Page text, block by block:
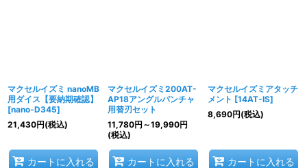
マクセルイズミ nanoMB
用ダイス【要納期確認】
[nano-D345]
21,430円(税込)
カートに入れる
マクセルイズミ200AT-
AP18アングルパンチャ
用替刃セット
11,780円 ～19,990円
(税込)
カートに入れる
マクセルイズミアタッチ
メント [14AT-IS]
8,690円(税込)
カートに入れる